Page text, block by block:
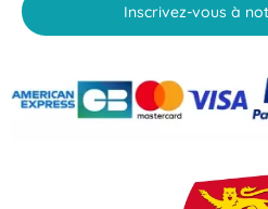
Inscrivez-vous à